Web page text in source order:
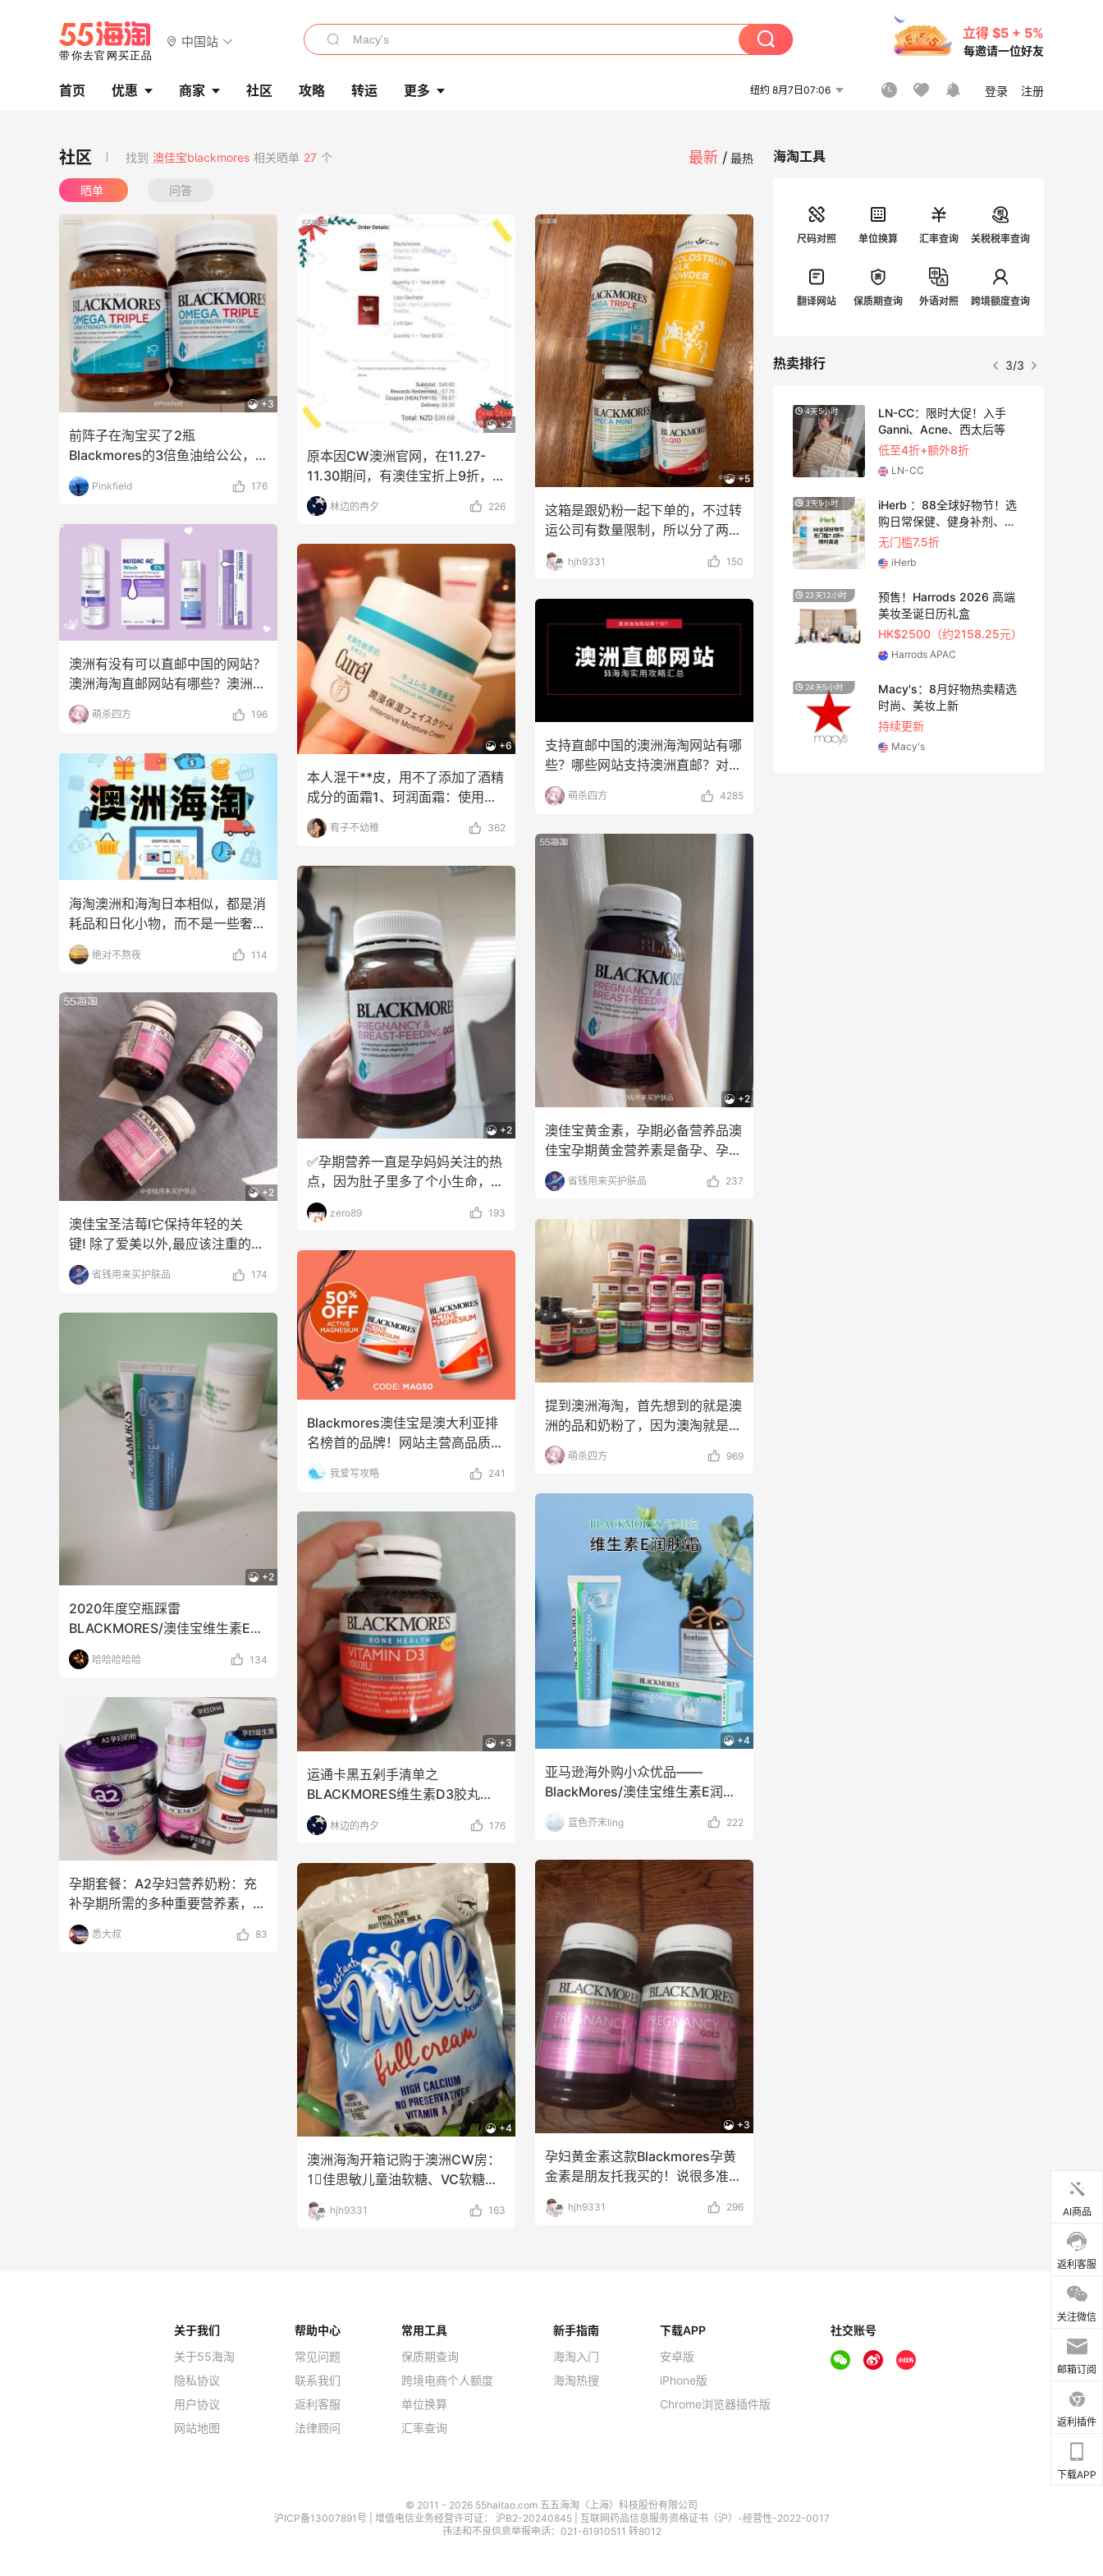
中国站
立得 $5 + 5%
每邀请一位好友
首页 优惠 商家 社区 攻略 转运 更多 纽约 8月7日07:06 登录 注册
找到 澳佳宝blackmores 相关晒单 27 个 最新 最热
晒单 问答
+3
前阵子在淘宝买了2瓶
Blackmores的3倍鱼油给公公，
年纪大了，趁着有消费券
Pinkfield 176
澳洲有没有可以直邮中国的网站？
澳洲海淘直邮网站有哪些？澳洲是
海淘的热门国家之一，
萌杀四方 196
海淘澳洲和海淘日本相似，都是消
耗品和日化小物，而不是一些奢侈
大牌，比较出名的还是
绝对不熬夜 114
+2
澳佳宝圣洁莓l它保持年轻的关
键! 除了爱美以外,最应该注重的就
是保养卵巢了!卵巢
省钱用来买护肤品 174
+2
2020年度空瓶踩雷
BLACKMORES/澳佳宝维生素E润
肤乳这个也是风很大跟风
哈哈哈哈哈 134
孕期‮餐套‬：A2孕妇营养奶粉：‮充
补‬孕期所需的‮种多‬重要营‮素养‬，为
宝宝
悉大叔 83
+2
原本因CW澳洲官网，在11.27-
11.30期间，有澳佳宝折上9折，打
算买3瓶澳
林边的冉夕 226
+6
本人混干**皮，用不了添加了酒精
成分的面霜1、珂润面霜：使用下
来没涨闭口粉刺，夏
宥子不幼稚 362
+2
✅孕期营养一直是孕妈妈关注的热
点，因为肚子里多了个小生命，不
少孕妈都会比平时更加
zero89 193
Blackmores澳佳宝是澳大利亚排
名榜首的品牌！网站主营高品质的
我爱写攻略 241
+3
运通卡黑五剁手清单之
BLACKMORES维生素D3胶丸
BLACKMORES，俗称
林边的冉夕 176
+4
澳洲海淘开箱记购于澳洲CW房：
1⃣️佳思敏儿童油软糖、VC软糖
2⃣️BLACKM
hjh9331 163
+5
这箱是跟奶粉一起下单的，不过转
运公司有数量限制，所以分了两箱
运回。这箱重1.5k
hjh9331 150
支持直邮中国的澳洲海淘网站有哪
些？哪些网站支持澳洲直邮？对于
很多喜欢母婴，喜欢*
萌杀四方 4285
+2
澳佳宝黄金素，孕期必备营养品澳
佳宝孕期黄金营养素是备孕、孕期
及哺乳期女性必备的膳
省钱用来买护肤品 237
提到澳洲海淘，首先想到的就是澳
洲的品和奶粉了，因为澳淘就是从
品火出圈子的，然后发
萌杀四方 969
+4
亚马逊海外购小众优品——
BlackMores/澳佳宝维生素E润肤
霜这款维生素E润
蓝色芥末ling 222
+3
孕妇黄金素这款Blackmores孕黄
金素是朋友托我买的！说很多准妈
妈都这款！怀
hjh9331 296
海淘工具
尺码对照 单位换算 汇率查询 关税税率查询
翻译网站 保质期查询 外语对照 跨境额度查询
热卖排行 1/3
【55专享】Bobbi Brown 美
网：美妆礼遇！满$150立省
$50
满赠正装橘子眼霜+精华唇蜜等好礼
卖！入手珑骧、Tory
Burch、拉夫劳伦等
每满$100返$25礼卡
Bloomingdales
Columbia Sportswear：夏
季大促！哥伦比亚运动热卖
低至6折
Columbia Sportswear
Bloomingdales：美妆大
促！入手 Dior、Prada、TF
等
10天11小时
Mytheresa：折扣区时尚上
新热卖 关注 TOTEME、
享额外9折
Mytheresa
【55专享】Base Blu：时尚
享9折优惠
Base Blu
13天20小时
Macy's：Lancome 兰蔻美
妆大促低至5折 满赠三重好
礼低门槛入手7件套
Macy's
2天17小时
Bluemercury：限时大促！
入手 Aesop、Nars、CT 等
低至5折+部分额外8.5折
Bluemercury
4天5小时
LN-CC：限时大促！入手
Ganni、Acne、西太后等
低至4折+额外8折
LN-CC
3天5小时
iHerb ：88全球好物节！选
购日常保健、健身补剂、护
肤洗护等
预售！Harrods 2026 高端
HK$2500（约2158.25元）
Harrods APAC
持续更新
Macy's
3天23小时
【55专享】Bobbi Brown 美
网：美妆礼遇！满$150立省
$50
Bobbi Brown
2天17小时
Bloomingdales：时尚热
卖！入手珑骧、Tory
Burch、拉夫劳伦等
每满$100返$25礼卡
Bloomingdales
5天17小时
Columbia Sportswear：夏
季大促！哥伦比亚运动热卖
低至6折
Columbia Sportswear
2天17小时
Bloomingdales：美妆大
促！入手 Dior、Prada、TF
等
Bloomingdales
AI商品
返利客服
关注微信
邮箱订阅
返利插件
下载APP
关于我们
关于55海淘
隐私协议
用户协议
网站地图
帮助中心
常见问题
联系我们
返利客服
法律顾问
常用工具
保质期查询
跨境电商个人额度
单位换算
汇率查询
新手指南
海淘入门
海淘热搜
下载APP
安卓版
iPhone版
Chrome浏览器插件版
社交账号
© 2011 - 2026 55haitao.com 五五海淘（上海）科技股份有限公司
沪ICP备13007891号
| 增值电信业务经营许可证： 沪B2-20240845
互联网药品信息服务资格证书（沪）-经营性-2022-0017
违法和不良信息举报电话：021-61910511 转8012